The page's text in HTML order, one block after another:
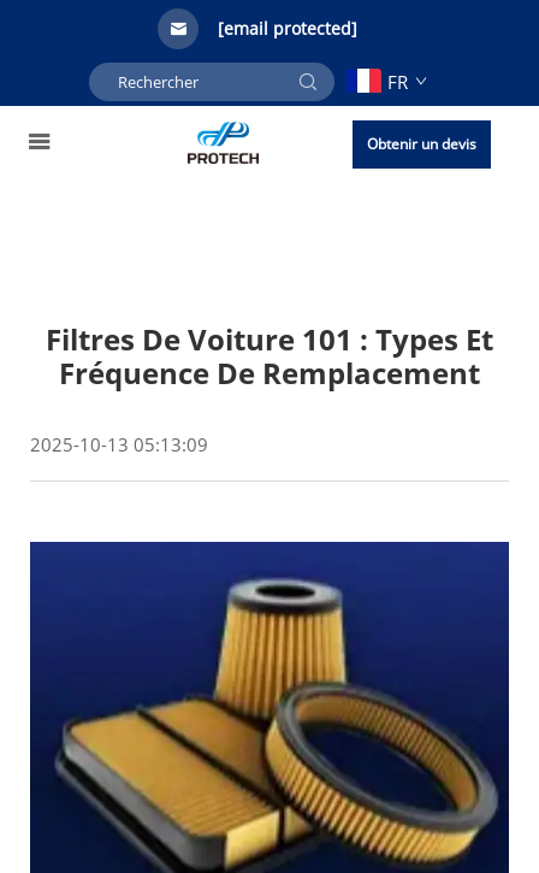
[email protected]
FR
Obtenir un devis
Filtres De Voiture 101 : Types Et
Fréquence De Remplacement
2025-10-13 05:13:09